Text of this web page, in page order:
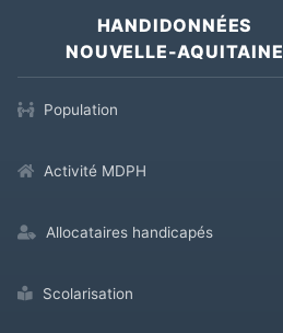
HANDIDONNÉES
NOUVELLE-AQUITAINE
Population
Activité MDPH
Allocataires handicapés
Scolarisation